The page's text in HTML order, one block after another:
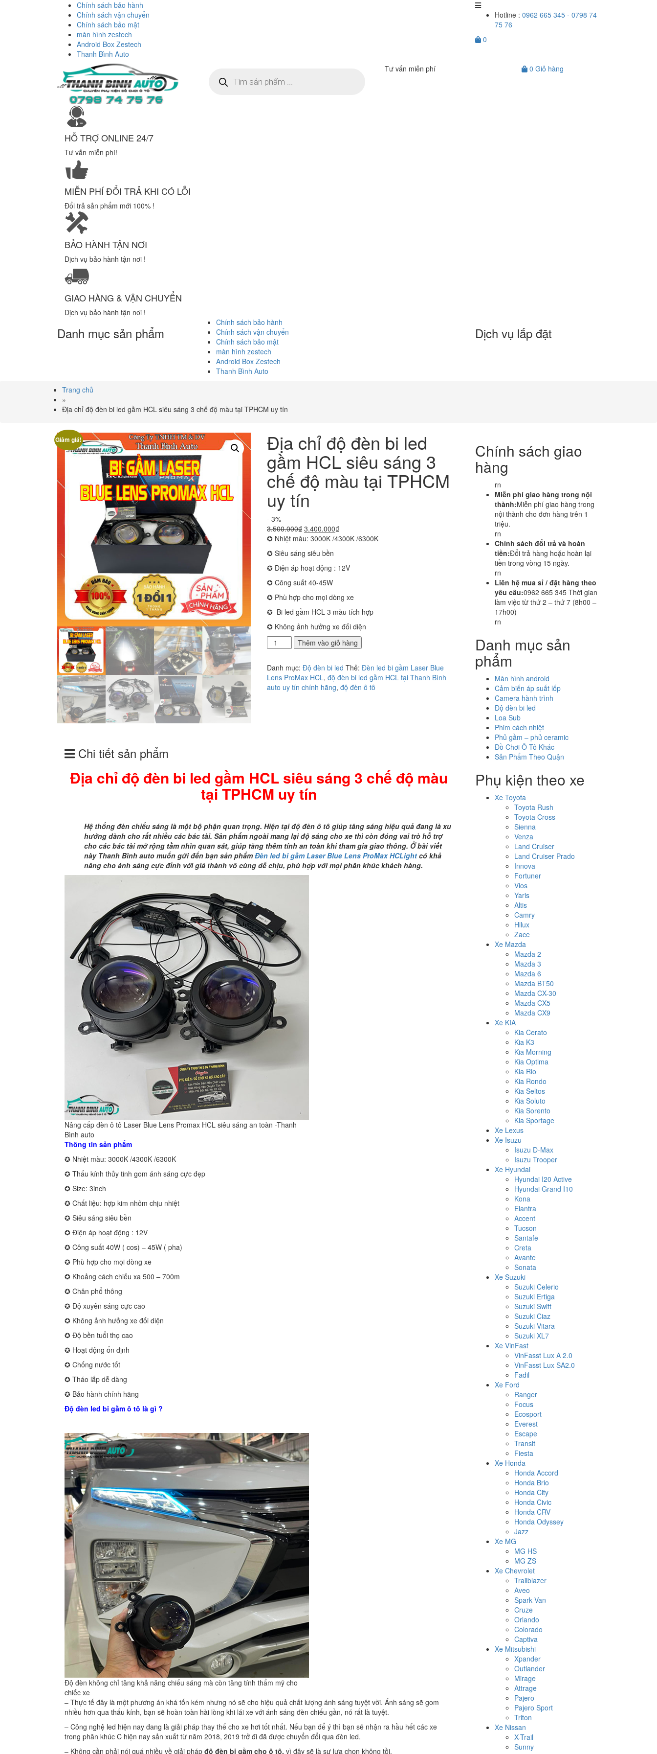
Chính sách bảo hành
Chính sách vận chuyển
Chính sách bảo mật
màn hình zestech
Android Box Zestech
Thanh Bình Auto
Hotline : 0962 665 345 - 0798 74
75 76
0
kiếm
sản
Tư vấn miễn phí 0 Giỏ hàng
HỖ TRỢ ONLINE 24/7
Tư vấn miễn phí!
MIỄN PHÍ ĐỔI TRẢ KHI CÓ LỖI
Đổi trả sản phẩm mới 100% !
BẢO HÀNH TẬN NƠI
Dịch vụ bảo hành tận nơi !
GIAO HÀNG & VẬN CHUYỂN
Dịch vụ bảo hành tận nơi !
Danh mục sản phẩm
Chính sách bảo hành
Chính sách vận chuyển
Chính sách bảo mật
màn hình zestech
Android Box Zestech
Thanh Bình Auto
Dịch vụ lắp đặt
Trang chủ
»
Địa chỉ độ đèn bi led gầm HCL siêu sáng 3 chế độ màu tại TPHCM uy tín
Giảm giá! Địa chỉ độ đèn bi led
gầm HCL siêu sáng 3
chế độ màu tại TPHCM
uy tín
- 3%
3.500.000₫ Giá
gốc
3.500.000₫.
3.400.000₫Giá
hiện
3.400.000₫.
✪ Nhiệt màu: 3000K /4300K /6300K
✪ Siêu sáng siêu bền
✪ Điện áp hoạt động : 12V
✪ Công suất 40-45W
✪ Phù hợp cho mọi dòng xe
✪ Bi led gầm HCL 3 màu tích hợp
✪ Không ảnh hưởng xe đối diện
Địa
chỉ
đèn
bi
led
tại
TPHCM
uy
lượng
Thêm vào giỏ hàng
Danh mục: Độ đèn bi led Thẻ: Đèn led bi gầm Laser Blue
Lens ProMax HCL, độ đèn bi led gầm HCL tại Thanh Bình
auto uy tín chính hãng, độ đèn ô tô
Chi tiết sản phẩm
Địa chỉ độ đèn bi led gầm HCL siêu sáng 3 chế độ màu
tại TPHCM uy tín
Hệ thống đèn chiếu sáng là một bộ phận quan trọng. Hiện tại độ đèn ô tô giúp tăng sáng hiệu quả đang là xu
hướng dành cho rất nhiều các bác tài. Sản phẩm ngoài mang lại độ sáng cho xe thì còn đóng vai trò hỗ trợ
cho các bác tài mở rộng tầm nhìn quan sát, giúp tăng thêm tính an toàn khi tham gia giao thông. Ở bài viết
này Thanh Bình auto muốn gửi đến bạn sản phẩmĐèn led bi gầm Laser Blue Lens ProMax HCLight có khả
năng cho ánh sáng cực đỉnh với giá thành vô cùng dễ chịu, phù hợp với mọi phân khúc khách hàng.
Nâng cấp đèn ô tô Laser Blue Lens Promax HCL siêu sáng an toàn -Thanh
Bình auto
Thông tin sản phẩm
✪ Nhiệt màu: 3000K /4300K /6300K
✪ Thấu kính thủy tinh gom ánh sáng cực đẹp
✪ Size: 3inch
✪ Chất liệu: hợp kim nhôm chịu nhiệt
✪ Siêu sáng siêu bền
✪ Điện áp hoạt động : 12V
✪ Công suất 40W ( cos) – 45W ( pha)
✪ Phù hợp cho mọi dòng xe
✪ Khoảng cách chiếu xa 500 – 700m
✪ Chân phổ thông
✪ Độ xuyên sáng cực cao
✪ Không ảnh hưởng xe đối diện
✪ Độ bền tuổi thọ cao
✪ Hoạt động ổn định
✪ Chống nước tốt
✪ Tháo lắp dễ dàng
✪ Bảo hành chính hãng
Độ đèn led bi gầm ô tô là gì ?
Độ đèn không chỉ tăng khả năng chiếu sáng mà còn tăng tính thẩm mỹ cho
chiếc xe
– Thực tế đây là một phương án khá tốn kém nhưng nó sẽ cho hiệu quả chất lượng ánh sáng tuyệt vời. Ánh sáng sẽ gom
nhiều hơn qua thấu kính, bạn sẽ hoàn toàn hài lòng khi lái xe với ánh sáng đèn chiếu gần, nó rất là tuyệt.
– Công nghệ led hiện nay đang là giải pháp thay thế cho xe hơi tốt nhất. Nếu bạn để ý thì bạn sẽ nhận ra hầu hết các xe
trong phân khúc C hiện nay sản xuất từ năm 2018, 2019 trở đi đã được chuyển đổi qua đèn led.
– Không cần phải nói quá nhiều về giải pháp độ đèn bi gầm cho ô tô, vì đây sẽ là sự lựa chọn không tồi.
Chính sách giao
hàng
rn
Miễn phí giao hàng trong nội
thành:Miễn phí giao hàng trong
nội thành cho đơn hàng trên 1
triệu.
rn
Chính sách đổi trả và hoàn
tiền:Đổi trả hàng hoặc hoàn lại
tiền trong vòng 15 ngày.
rn
Liên hệ mua sỉ / đặt hàng theo
yêu cầu:0962 665 345 Thời gian
làm việc từ thứ 2 – thứ 7 (8h00 –
17h00)
rn
Danh mục sản
phẩm
Màn hình android
Cảm biến áp suất lốp
Camera hành trình
Độ đèn bi led
Loa Sub
Phim cách nhiệt
Phủ gầm – phủ ceramic
Đồ Chơi Ô Tô Khác
Sản Phẩm Theo Quận
Phụ kiện theo xe
Xe Toyota
Toyota Rush
Toyota Cross
Sienna
Venza
Land Cruiser
Land Cruiser Prado
Innova
Fortuner
Vios
Yaris
Altis
Camry
Hilux
Zace
Xe Mazda
Mazda 2
Mazda 3
Mazda 6
Mazda BT50
Mazda CX-30
Mazda CX5
Mazda CX9
Xe KIA
Kia Cerato
Kia K3
Kia Morning
Kia Optima
Kia Rio
Kia Rondo
Kia Seltos
Kia Soluto
Kia Sorento
Kia Sportage
Xe Lexus
Xe Isuzu
Isuzu D-Max
Isuzu Trooper
Xe Hyundai
Hyundai I20 Active
Hyundai Grand I10
Kona
Elantra
Accent
Tucson
Santafe
Creta
Avante
Sonata
Xe Suzuki
Suzuki Celerio
Suzuki Ertiga
Suzuki Swift
Suzuki Ciaz
Suzuki Vitara
Suzuki XL7
Xe VinFast
VinFasst Lux A 2.0
VinFasst Lux SA2.0
Fadil
Xe Ford
Ranger
Focus
Ecosport
Everest
Escape
Transit
Fiesta
Xe Honda
Honda Accord
Honda Brio
Honda City
Honda Civic
Honda CRV
Honda Odyssey
Jazz
Xe MG
MG HS
MG ZS
Xe Chevrolet
Trailblazer
Aveo
Spark Van
Cruze
Orlando
Colorado
Captiva
Xe Mitsubishi
Xpander
Outlander
Mirage
Attrage
Pajero
Pajero Sport
Triton
Xe Nissan
X-Trail
Sunny